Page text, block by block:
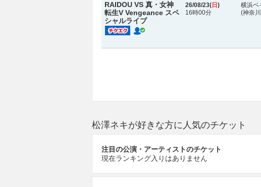
RAIDOU VS 真・女神
転生V Vengeance スペ
シャルライブ
26/08/23( 日 )
16時00分
横浜ベ
(神奈
松澤ネキが好きな方に人気のチケット
注目の公演・アーティストのチケット
現在ランキング入りはありません